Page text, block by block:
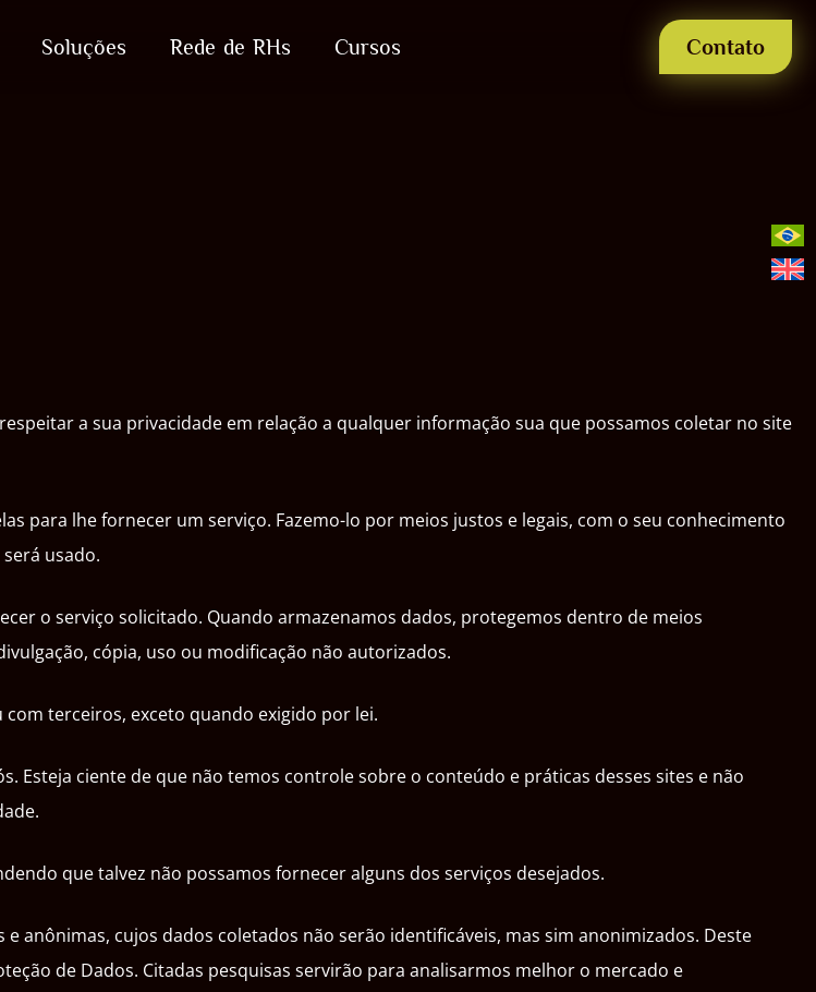
Soluções Rede de RHs Cursos Contato
a sua privacidade em relação a qualquer informação sua que possamos coletar no site
para lhe fornecer um serviço. Fazemo-lo por meios justos e legais, com o seu conhecimento
usado.
o serviço solicitado. Quando armazenamos dados, protegemos dentro de meios
cópia, uso ou modificação não autorizados.
terceiros, exceto quando exigido por lei.
Esteja ciente de que não temos controle sobre o conteúdo e práticas desses sites e não
que talvez não possamos fornecer alguns dos serviços desejados.
anônimas, cujos dados coletados não serão identificáveis, mas sim anonimizados. Deste
de Dados. Citadas pesquisas servirão para analisarmos melhor o mercado e